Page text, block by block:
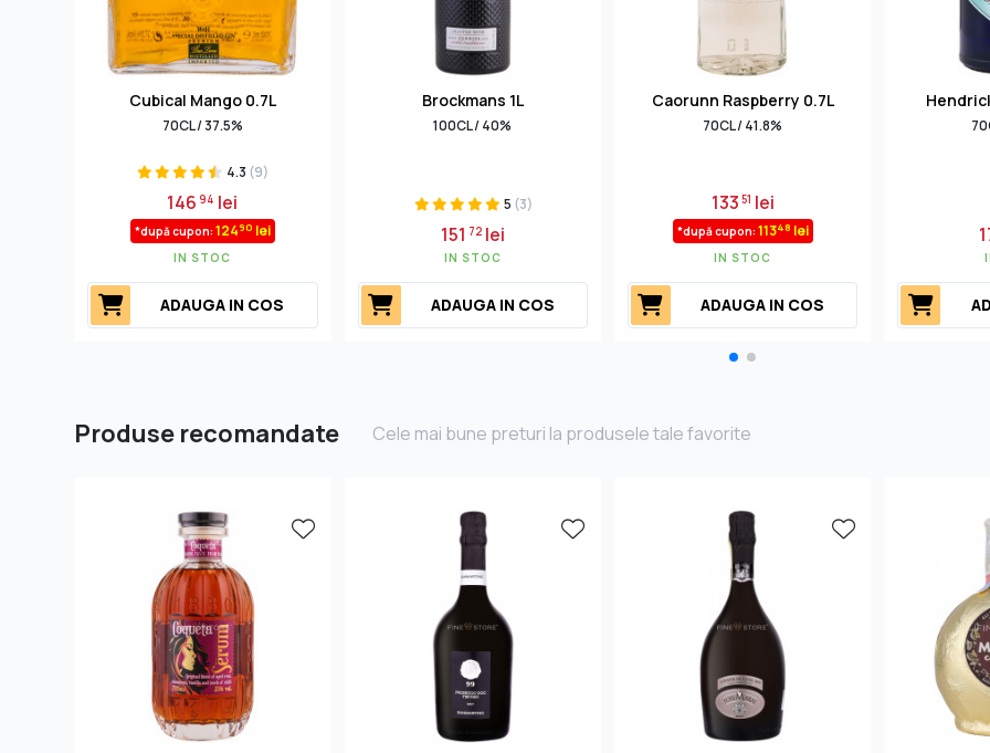
Cubical Mango 0.7L
70CL / 37.5%
4.3 (9)
14694 lei
*după cupon: 12490 lei
IN STOC
ADAUGA IN COS
Brockmans 1L
100CL / 40%
5 (3)
151 72lei
IN STOC
ADAUGA IN COS
Caorunn Raspberry 0.7L
70CL / 41.8%
13351 lei
*după cupon: 11348 lei
IN STOC
ADAUGA IN COS
Produse recomandate Cele mai bune preturi la produsele tale favorite